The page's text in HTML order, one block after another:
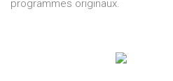
programmes originaux.